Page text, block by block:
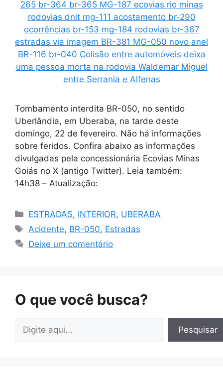
Tombamento interdita BR-050, no sentido
Uberlândia, em Uberaba, na tarde deste
domingo, 22 de fevereiro. Não há informações
sobre feridos. Confira abaixo as informações
divulgadas pela concessionária Ecovias Minas
Goiás no X (antigo Twitter). Leia também:
14h38 – Atualização:
Categorias
ESTRADAS, INTERIOR, UBERABA
Tags
Acidente, BR-050, Estradas
Deixe um comentário
O que você busca?
Pesquisar